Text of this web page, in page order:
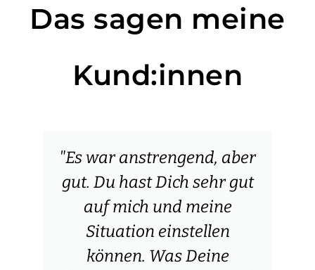
Das sagen meine
Kund:innen
"Es war anstrengend, aber
gut. Du hast Dich sehr gut
auf mich und meine
Situation einstellen
können. Was Deine